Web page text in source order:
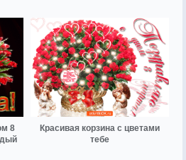
8
Красивая корзина с цветами
тебе